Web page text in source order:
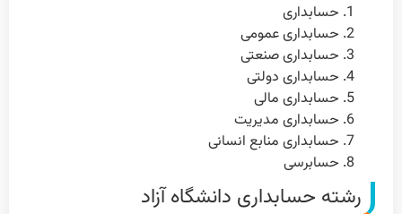
حسابداری
حسابداری عمومی
حسابداری صنعتی
حسابداری دولتی
حسابداری مالی
حسابداری مدیریت
حسابداری منابع انسانی
حسابرسی
رشته حسابداری دانشگاه آزاد